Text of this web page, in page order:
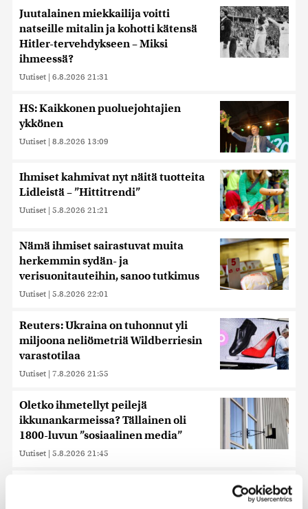
Juutalainen miekkailija voitti
natseille mitalin ja kohotti kätensä
Hitler-tervehdykseen – Miksi
ihmeessä?
Uutiset | 6.8.2026 21:31
HS: Kaikkonen puoluejohtajien
ykkönen
Uutiset | 8.8.2026 13:09
Ihmiset kahmivat nyt näitä tuotteita
Lidleistä – ”Hittitrendi”
Uutiset | 5.8.2026 21:21
Nämä ihmiset sairastuvat muita
herkemmin sydän- ja
verisuonitauteihin, sanoo tutkimus
Uutiset | 5.8.2026 22:01
Reuters: Ukraina on tuhonnut yli
miljoona neliömetriä Wildberriesin
varastotilaa
Uutiset | 7.8.2026 21:55
Oletko ihmetellyt peilejä
ikkunankarmeissa? Tällainen oli
1800-luvun ”sosiaalinen media”
Uutiset | 5.8.2026 21:45